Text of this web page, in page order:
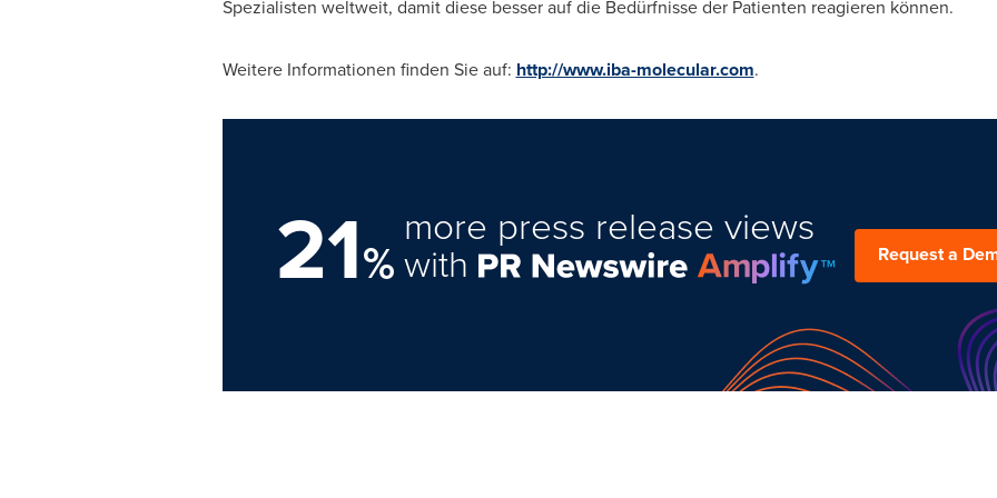
Spezialisten weltweit, damit diese besser auf die Bedürfnisse der Patienten reagieren können.
Weitere Informationen finden Sie auf: http://www.iba-molecular.com.
21%
more press release views
with Request a